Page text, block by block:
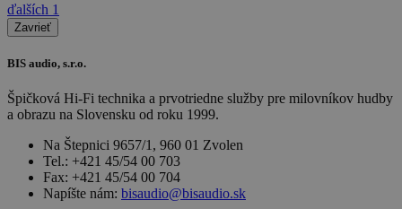
ďalších 1
Zavrieť
BIS audio, s.r.o.
Špičková Hi-Fi technika a prvotriedne služby pre milovníkov hudby
a obrazu na Slovensku od roku 1999.
Na Štepnici 9657/1, 960 01 Zvolen
Tel.: +421 45/54 00 703
Fax: +421 45/54 00 704
Napíšte nám: bisaudio@bisaudio.sk